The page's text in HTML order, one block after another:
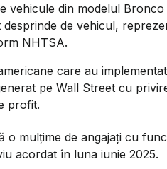
vehicule din modelul
de vehicul,
NHTSA.
care au
pe Wall Street cu
profit.
o mulțime de angajați cu
acordat în luna iunie 2025.